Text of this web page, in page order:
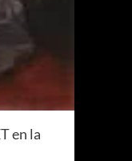
en la